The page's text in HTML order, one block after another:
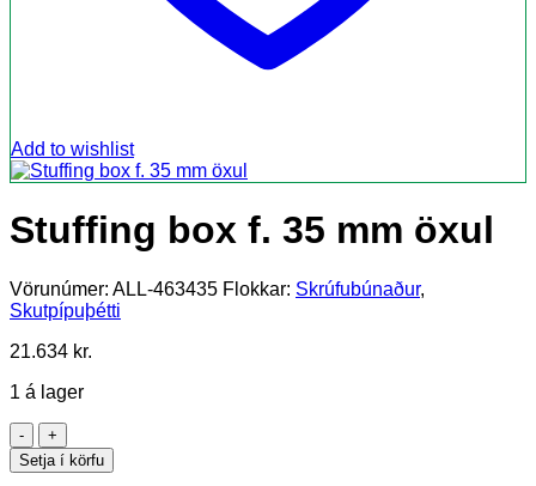
Add to wishlist
Stuffing box f. 35 mm öxul
Vörunúmer: ALL-463435 Flokkar: Skrúfubúnaður,
Skutpípuþétti
21.634 kr.
1 á lager
Stuffing
box
f.
Setja í körfu